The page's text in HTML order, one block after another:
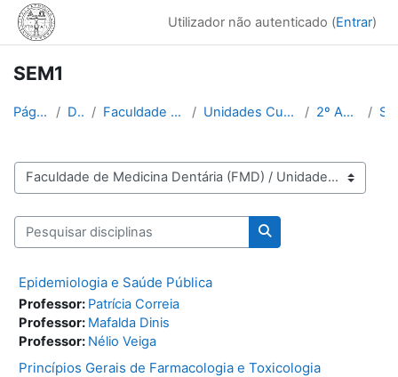
Ir para o conteúdo principal
Utilizador não autenticado (Entrar)
SEM1
Página principal Disciplinas Faculdade de Medicina Dentária (FMD) Unidades Curriculares Comuns MIMD e LCB 2º Ano (SEM1 e SEM2)
Categorias de disciplinas
Pesquisar disciplinas
Pesquisar disciplinas
Epidemiologia e Saúde Pública
Professor: Patrícia Correia
Professor: Mafalda Dinis
Professor: Nélio Veiga
Princípios Gerais de Farmacologia e Toxicologia